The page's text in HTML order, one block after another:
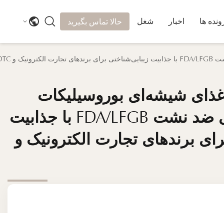
ها اخبار شغل حالا تماس بگیرید
شیشه‌ای بوروسیلیکات
۱۱۵۰ میلی‌لیتری ضد نشت FDA/LFGB با جذابیت
برندهای تجارت الکترونیک و
شیشه‌ای بوروسیلیکات
۱۱۵۰ میلی‌لیتری ضد نشت FDA/LFGB با جذابیت
برندهای تجارت الکترونیک و